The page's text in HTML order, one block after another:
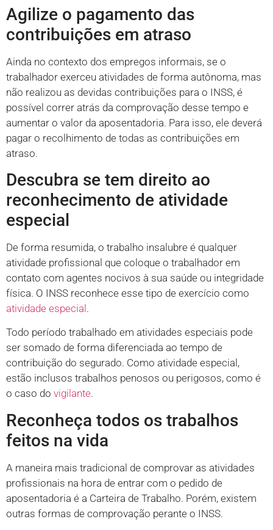
Agilize o pagamento das
contribuições em atraso
Ainda no contexto dos empregos informais, se o
trabalhador exerceu atividades de forma autônoma, mas
não realizou as devidas contribuições para o INSS, é
possível correr atrás da comprovação desse tempo e
aumentar o valor da aposentadoria. Para isso, ele deverá
pagar o recolhimento de todas as contribuições em
atraso.
Descubra se tem direito ao
reconhecimento de atividade
especial
De forma resumida, o trabalho insalubre é qualquer
atividade profissional que coloque o trabalhador em
contato com agentes nocivos à sua saúde ou integridade
física. O INSS reconhece esse tipo de exercício como
atividade especial.
Todo período trabalhado em atividades especiais pode
ser somado de forma diferenciada ao tempo de
contribuição do segurado. Como atividade especial,
estão inclusos trabalhos penosos ou perigosos, como é
o caso do vigilante.
Reconheça todos os trabalhos
feitos na vida
A maneira mais tradicional de comprovar as atividades
profissionais na hora de entrar com o pedido de
aposentadoria é a Carteira de Trabalho. Porém, existem
outras formas de comprovação perante o INSS.